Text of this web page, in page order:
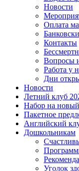
Новости
Оплата
Контакты
Вопросы
Работа у
Дни
Новости
Летний клуб
Набор на
Пакетное
Английский
Дошкольникам
Уголок